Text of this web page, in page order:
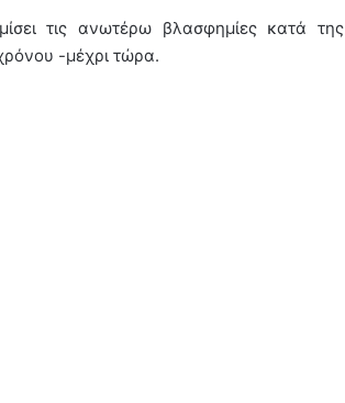
τις ανωτέρω βλασφημίες κατά της
-μέχρι τώρα.